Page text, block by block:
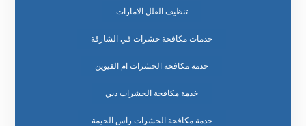
تنظيف الفلل الامارات
خدمات مكافحة حشرات في الشارقة
خدمة مكافحة الحشرات ام القيوين
خدمة مكافحة الحشرات دبي
خدمة مكافحة الحشرات راس الخيمة